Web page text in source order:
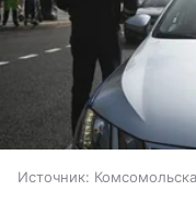
Источник: